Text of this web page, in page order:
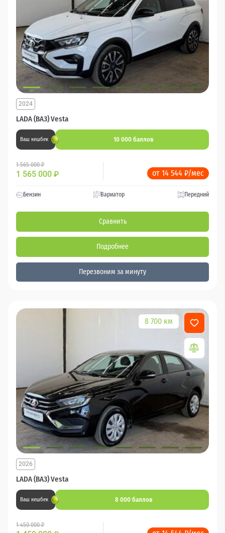
LADA (ВАЗ) Vesta
2024
Ваш кешбек 10 000 баллов
1 565 000 ₽
1 565 000 ₽ от 14 544 ₽/мес
Бензин Вариатор Передний
Сравнить
Подробнее
Перезвоним за минуту
8 700 км
LADA (ВАЗ) Vesta
2026
Ваш кешбек 8 000 баллов
1 450 000 ₽